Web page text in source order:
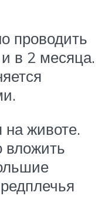
проводить
в 2 месяца.
животе.
вложить